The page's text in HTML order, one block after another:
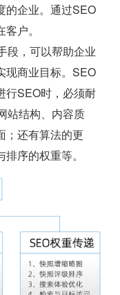
的企业。通过SEO
户。
段，可以帮助企业
现商业目标。SEO
行SEO时，必须耐
站结构、内容质
；还有算法的更
序的权重等。